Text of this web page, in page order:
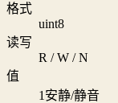
格式
uint8
读写
R / W / N
值
1 安静/静音